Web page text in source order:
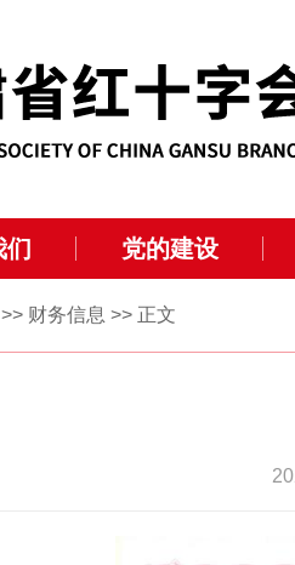
们 党的建设
>> 财务信息 >> 正文